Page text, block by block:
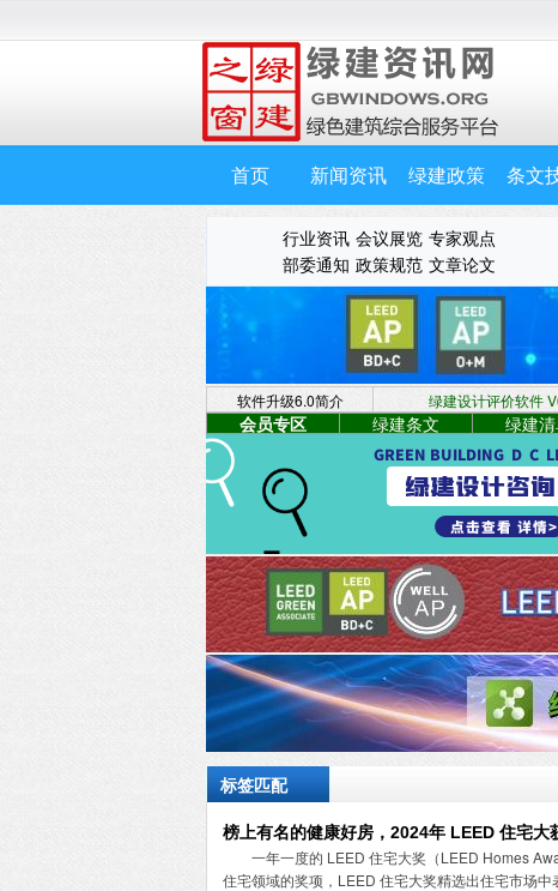
首页 新闻资讯 绿建政策 条文
行业资讯 会议展览 专家观点
部委通知 政策规范 文章论文
软件升级6.0简介 绿建设计评价软件
会员专区 绿建条文 绿建
标签匹配
榜上有名的健康好房，2024年 LEED 住宅大
一年一度的 LEED 住宅大奖（LEED Homes
住宅领域的奖项，LEED 住宅大奖精选出住宅市场